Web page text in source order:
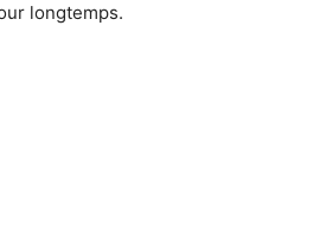
longtemps.